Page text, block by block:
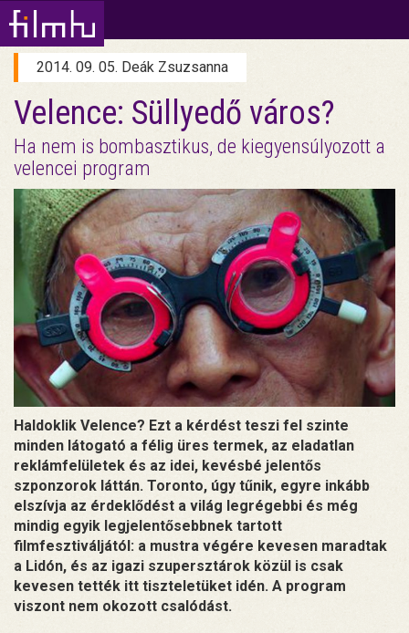
2014. 09. 05. Deák Zsuzsanna
Velence: Süllyedő város?
Ha nem is bombasztikus, de kiegyensúlyozott a
velencei program
Haldoklik Velence? Ezt a kérdést teszi fel szinte
minden látogató a félig üres termek, az eladatlan
reklámfelületek és az idei, kevésbé jelentős
szponzorok láttán. Toronto, úgy tűnik, egyre inkább
elszívja az érdeklődést a világ legrégebbi és még
mindig egyik legjelentősebbnek tartott
filmfesztiváljától: a mustra végére kevesen maradtak
a Lidón, és az igazi szupersztárok közül is csak
kevesen tették itt tiszteletüket idén. A program
viszont nem okozott csalódást.